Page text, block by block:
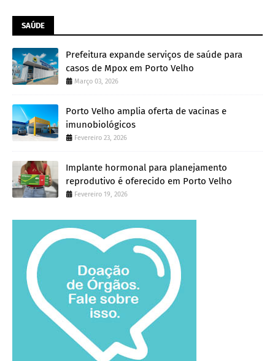
SAÚDE
Prefeitura expande serviços de saúde para
casos de Mpox em Porto Velho
Março 03, 2026
Porto Velho amplia oferta de vacinas e
imunobiológicos
Fevereiro 23, 2026
Implante hormonal para planejamento
reprodutivo é oferecido em Porto Velho
Fevereiro 19, 2026